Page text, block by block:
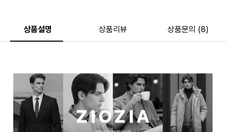
상품설명 상품리뷰 상품문의 (8)